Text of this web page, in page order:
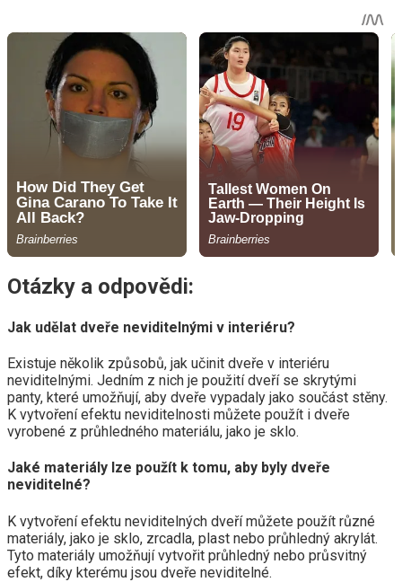
Otázky a odpovědi:
Jak udělat dveře neviditelnými v interiéru?
Existuje několik způsobů, jak učinit dveře v interiéru
neviditelnými. Jedním z nich je použití dveří se skrytými
panty, které umožňují, aby dveře vypadaly jako součást stěny.
K vytvoření efektu neviditelnosti můžete použít i dveře
vyrobené z průhledného materiálu, jako je sklo.
Jaké materiály lze použít k tomu, aby byly dveře
neviditelné?
K vytvoření efektu neviditelných dveří můžete použít různé
materiály, jako je sklo, zrcadla, plast nebo průhledný akrylát.
Tyto materiály umožňují vytvořit průhledný nebo průsvitný
efekt, díky kterému jsou dveře neviditelné.